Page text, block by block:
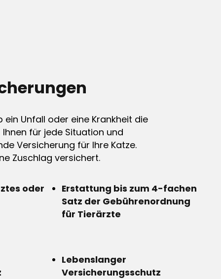
Unfall oder eine Krankheit die
für jede Situation und
Versicherung für Ihre Katze.
Zuschlag versichert.
oder
Erstattung bis zum 4-fachen
Satz der Gebührenordnung
für Tierärzte
Lebenslanger
Versicherungsschutz